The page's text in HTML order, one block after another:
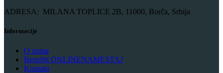
ADRESA: MILANA TOPLICE 2B, 11000, Borča, Srbija
Informacije
O nama
Benefiti ONLINENAMESTAJ
Kontakt